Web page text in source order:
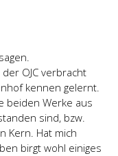
OJC verbracht
kennen gelernt.
beiden Werke aus
sind, bzw.
Kern. Hat mich
birgt wohl einiges